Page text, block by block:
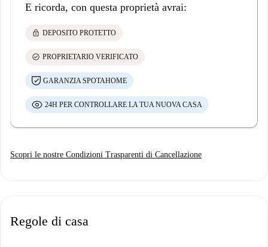
E ricorda, con questa proprietà avrai:
lock DEPOSITO PROTETTO
check_circle PROPRIETARIO VERIFICATO
GARANZIA SPOTAHOME
24H PER CONTROLLARE LA TUA NUOVA CASA
Scopri le nostre Condizioni Trasparenti di Cancellazione
Regole di casa